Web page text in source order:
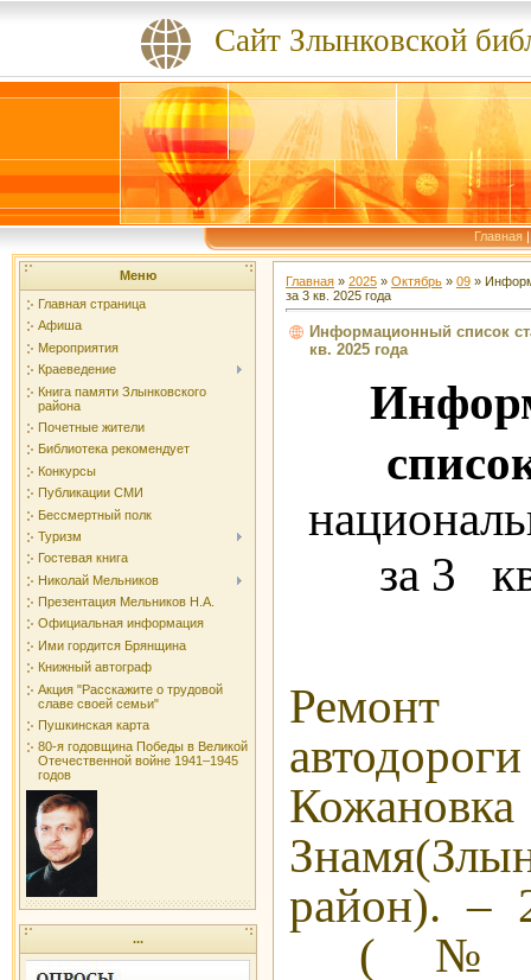
Сайт Злынковской
Главная
Меню
Главная страница
Афиша
Мероприятия
Краеведение
Книга памяти Злынковского
района
Почетные жители
Библиотека рекомендует
Конкурсы
Публикации СМИ
Бессмертный полк
Туризм
Гостевая книга
Николай Мельников
Презентация Мельников Н.А.
Официальная информация
Ими гордится Брянщина
Книжный автограф
Акция "Расскажите о трудовой
славе своей семьи"
Пушкинская карта
80-я годовщина Победы в Великой
Отечественной войне 1941–1945
годов
...
Главная » 2025 » Октябрь » 09 »
за 3 кв. 2025 года
Информационный список
кв. 2025 года
И
за 3
район). –